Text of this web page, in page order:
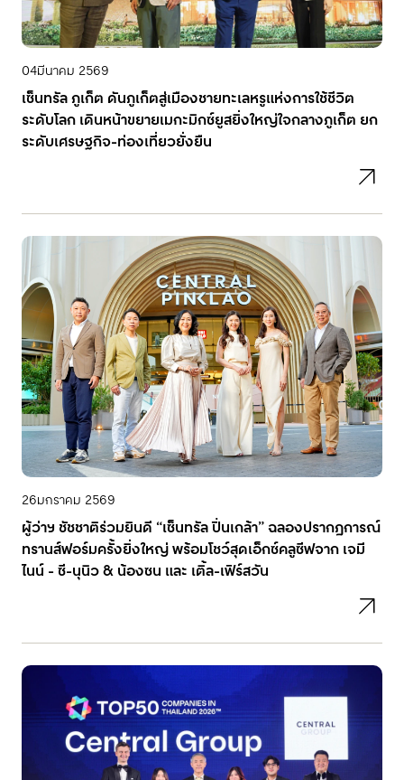
04มีนาคม 2569
เซ็นทรัล ภูเก็ต ดันภูเก็ตสู่เมืองชายทะเลหรูแห่งการใช้ชีวิต
ระดับโลก เดินหน้าขยายเมกะมิกซ์ยูสยิ่งใหญ่ใจกลางภูเก็ต ยก
ระดับเศรษฐกิจ-ท่องเที่ยวยั่งยืน
26มกราคม 2569
ผู้ว่าฯ ชัชชาติร่วมยินดี “เซ็นทรัล ปิ่นเกล้า” ฉลองปรากฏการณ์
ทรานส์ฟอร์มครั้งยิ่งใหญ่ พร้อมโชว์สุดเอ็กซ์คลูซีฟจาก เจมี
ไนน์ - ซี-นุนิว & น้องซน และ เติ้ล-เฟิร์สวัน